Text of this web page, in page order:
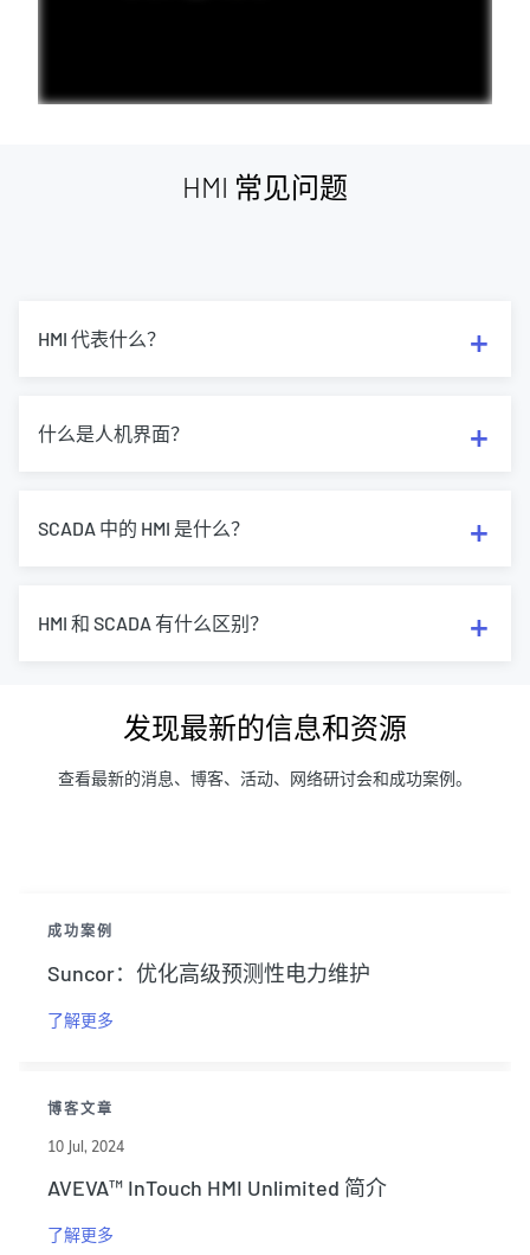
HMI 常见问题
HMI 代表什么？
什么是人机界面？
SCADA 中的 HMI 是什么？
HMI 和 SCADA 有什么区别？
发现最新的信息和资源
查看最新的消息、博客、活动、网络研讨会和成功案例。
成功案例
Suncor：优化高级预测性电力维护
了解更多
博客文章
10 Jul, 2024
AVEVA™ InTouch HMI Unlimited 简介
了解更多